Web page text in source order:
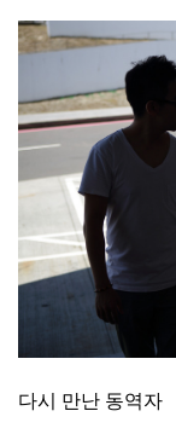
다시 만난 동역자